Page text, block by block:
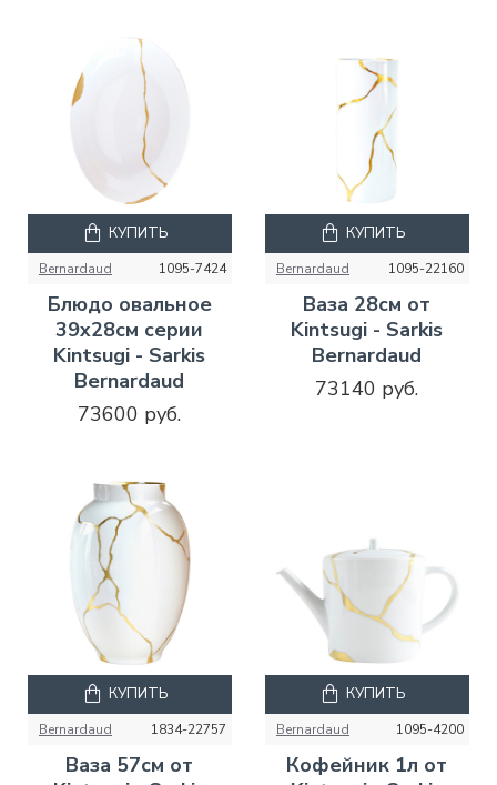
Bernardaud 1095-7424
Блюдо овальное
39х28см серии
Kintsugi - Sarkis
Bernardaud
73600 руб.
КУПИТЬ
Bernardaud 1095-22160
Ваза 28см от
Kintsugi - Sarkis
Bernardaud
73140 руб.
КУПИТЬ
Bernardaud 1834-22757
Ваза 57см от
КУПИТЬ
Bernardaud 1095-4200
Кофейник 1л от
КУПИТЬ